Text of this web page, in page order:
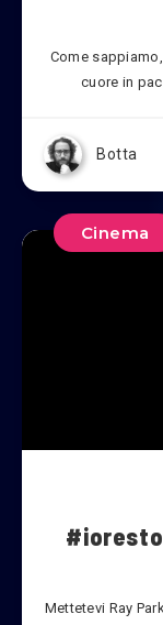
Come
cuore in
Botta
Cinema
Mettetevi Ray